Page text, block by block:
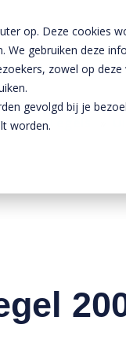
op. Deze cookies
gebruiken deze
zowel op
gevolgd bij je
worden.
»